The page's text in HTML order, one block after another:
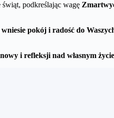
podkreślając wagę
pokój i radość do
i refleksji nad własnym